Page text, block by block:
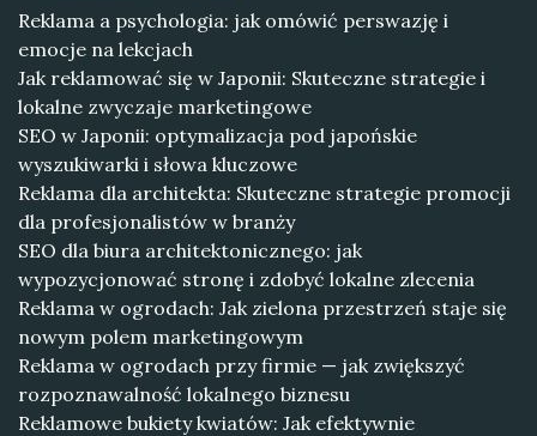
Reklama a psychologia: jak omówić perswazję i
emocje na lekcjach
Jak reklamować się w Japonii: Skuteczne strategie i
lokalne zwyczaje marketingowe
SEO w Japonii: optymalizacja pod japońskie
wyszukiwarki i słowa kluczowe
Reklama dla architekta: Skuteczne strategie promocji
dla profesjonalistów w branży
SEO dla biura architektonicznego: jak
wypozycjonować stronę i zdobyć lokalne zlecenia
Reklama w ogrodach: Jak zielona przestrzeń staje się
nowym polem marketingowym
Reklama w ogrodach przy firmie — jak zwiększyć
rozpoznawalność lokalnego biznesu
Reklamowe bukiety kwiatów: Jak efektywnie